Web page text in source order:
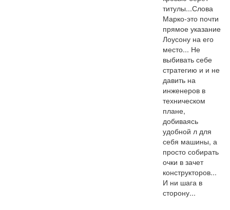
титулы...Слова
Марко-это почти
прямое указание
Лоусону на его
место... Не
выбивать себе
стратегию и и не
давить на
инженеров в
техническом
плане,
добиваясь
удобной л для
себя машины, а
просто собирать
очки в зачет
конструкторов...
И ни шага в
сторону...